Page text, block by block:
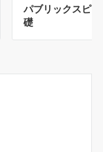
パブリックスピ
礎